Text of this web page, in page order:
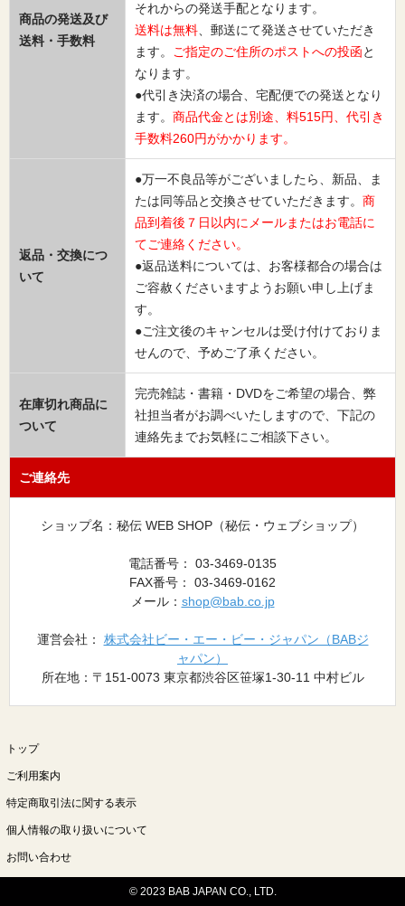
商品の発送及び
送料・手数料
それからの発送手配となります。
送料は無料 、郵送にて発送させていただき
ます。
ご指定のご住所のポストへの投函と
なります。
●代引き決済の場合、宅配便での発送となり
ます。 商品代金とは別途、料515円、代引き
手数料260円がかかります。
返品・交換につ
いて
●万一不良品等がございましたら、新品、ま
たは同等品と交換させていただきます。 商
品到着後７日以内にメールまたはお電話に
てご連絡ください。
●返品送料については、お客様都合の場合は
ご容赦くださいますようお願い申し上げま
す。
●ご注文後のキャンセルは受け付けておりま
せんので、予めご了承ください。
在庫切れ商品に
ついて
完売雑誌・書籍・DVDをご希望の場合、弊
社担当者がお調べいたしますので、下記の
連絡先までお気軽にご相談下さい。
ご連絡先
ショップ名：秘伝 WEB SHOP（秘伝・ウェブショップ）
電話番号： 03-3469-0135
FAX番号： 03-3469-0162
メール： shop@bab.co.jp
運営会社： 株式会社ビー・エー・ビー・ジャパン（BABジ
ャパン）
所在地：〒151-0073 東京都渋谷区笹塚1-30-11 中村ビル
トップ
ご利用案内
特定商取引法に関する表示
個人情報の取り扱いについて
お問い合わせ
© 2023 BAB JAPAN CO., LTD.